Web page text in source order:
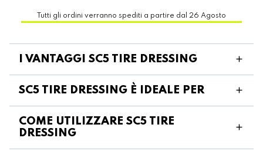
Tutti gli ordini verranno spediti a partire dal 26 Agosto
I VANTAGGI SC5 TIRE DRESSING
SC5 TIRE DRESSING È IDEALE PER
COME UTILIZZARE SC5 TIRE
DRESSING